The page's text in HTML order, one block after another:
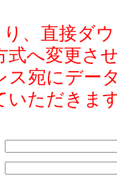
、直接ダ
式へ変更さ
ス宛にデー
いただきま